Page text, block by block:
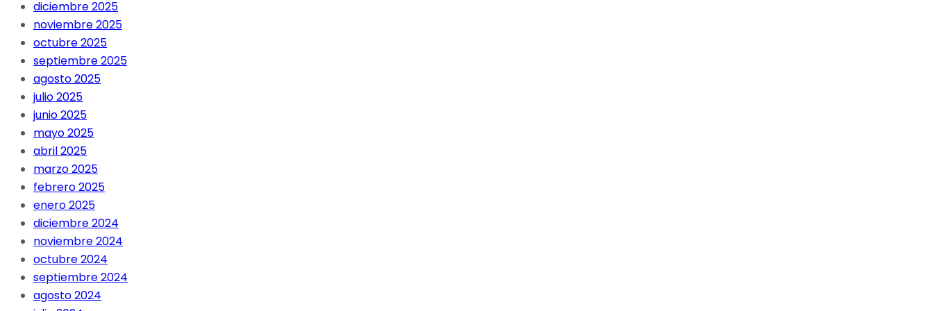
diciembre 2025
noviembre 2025
octubre 2025
septiembre 2025
agosto 2025
julio 2025
junio 2025
mayo 2025
abril 2025
marzo 2025
febrero 2025
enero 2025
diciembre 2024
noviembre 2024
octubre 2024
septiembre 2024
agosto 2024